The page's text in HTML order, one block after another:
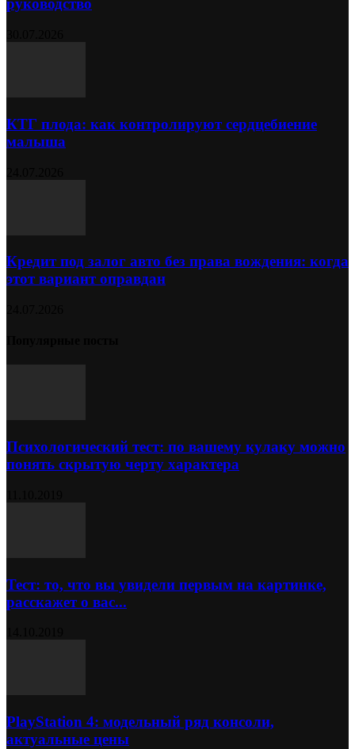
руководство
КТГ плода: как контролируют сердцебиение
малыша
Кредит под залог авто без права вождения: когда
этот вариант оправдан
Психологический тест: по вашему кулаку можно
понять скрытую черту характера
Тест: то, что вы увидели первым на картинке,
расскажет о вас...
PlayStation 4: модельный ряд консоли,
актуальные цены